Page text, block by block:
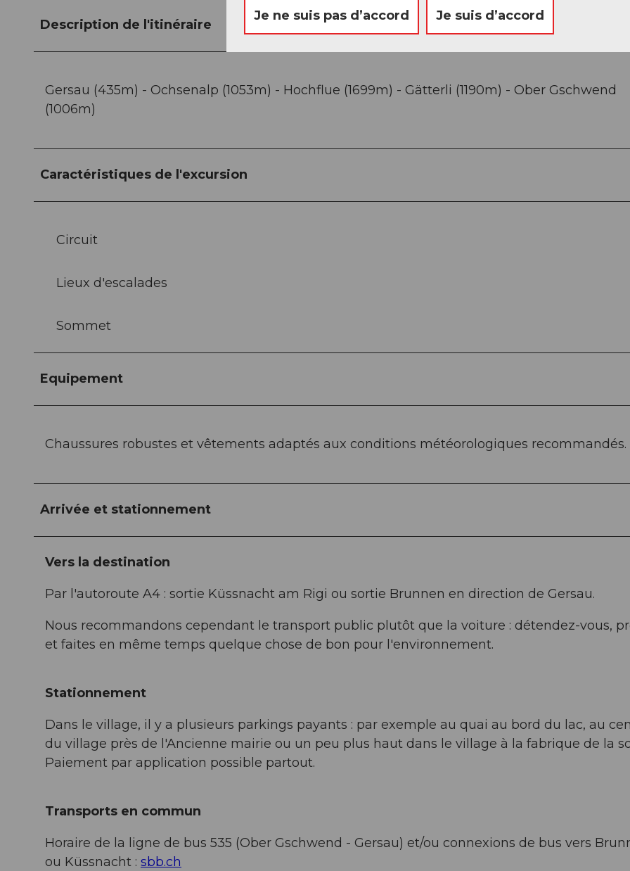
Description de l'itinéraire
Gersau (435m) - Ochsenalp (1053m) - Hochflue (1699m) - Gätterli (1190m) - Ober Gschwend
(1006m)
Caractéristiques de l'excursion
Circuit
Lieux d'escalades
Sommet
Equipement
Chaussures robustes et vêtements adaptés aux conditions météorologiques recommandés.
Arrivée et stationnement
Vers la destination
Par l'autoroute A4 : sortie Küssnacht am Rigi ou sortie Brunnen en direction de Gersau.
Nous recommandons cependant le transport public plutôt que la voiture : détendez-vous,
et faites en même temps quelque chose de bon pour l'environnement.
Stationnement
Dans le village, il y a plusieurs parkings payants : par exemple au quai au bord du lac, au
du village près de l'Ancienne mairie ou un peu plus haut dans le village à la fabrique de la
Paiement par application possible partout.
Transports en commun
Horaire de la ligne de bus 535 (Ober Gschwend - Gersau) et/ou connexions de bus vers
ou Küssnacht : sbb.ch
Je ne suis pas d’accord Je suis d’accord